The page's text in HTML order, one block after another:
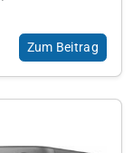
Zum Beitrag